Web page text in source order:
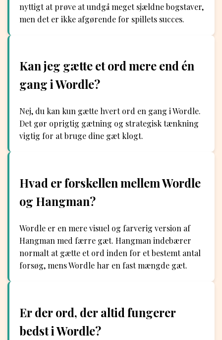
nyttigt at prøve at undgå meget sjældne bogstaver,
men det er ikke afgørende for spillets succes.
Kan jeg gætte et ord mere end én
gang i Wordle?
Nej, du kan kun gætte hvert ord en gang i Wordle.
Det gør oprigtig gætning og strategisk tænkning
vigtig for at bruge dine gæt klogt.
Hvad er forskellen mellem Wordle
og Hangman?
Wordle er en mere visuel og farverig version af
Hangman med færre gæt. Hangman indebærer
normalt at gætte et ord inden for et bestemt antal
forsøg, mens Wordle har en fast mængde gæt.
Er der ord, der altid fungerer
bedst i Wordle?